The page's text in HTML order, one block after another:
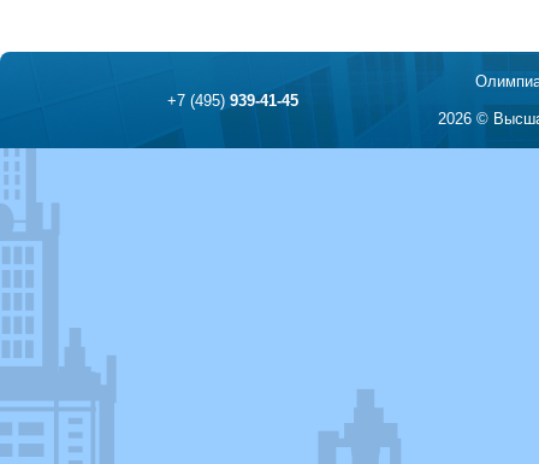
+7 (495)939-41-45
2026 ©